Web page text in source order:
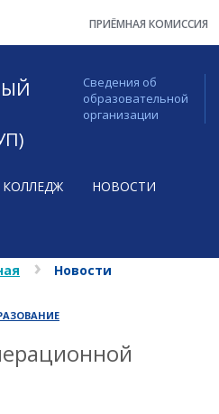
ПРИЁМНАЯ КОМИССИЯ
Сведения об
образовательной
организации
КОЛЛЕДЖ НОВОСТИ
Новости